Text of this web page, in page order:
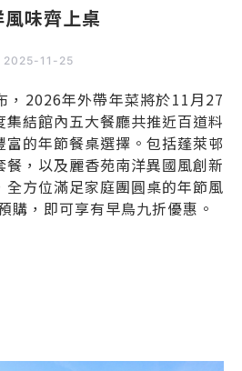
味齊上桌
2025-11-25
，2026年外帶年菜將於11月27
集結館內五大餐廳共推近百道料
的年節餐桌選擇。包括蓬萊邨
，以及麗香苑南洋異國風創新
方位滿足家庭團圓桌的年節風
購，即可享有早鳥九折優惠。